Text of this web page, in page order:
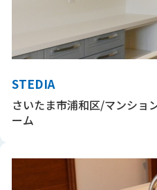
STEDIA
さいたま市浦和区/マンショ
ーム